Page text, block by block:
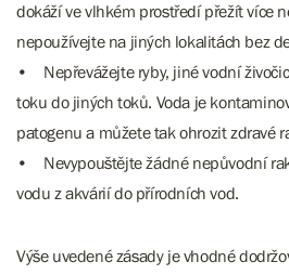
dokáží ve vlhkém prostředí přežít více
nepoužívejte na jiných lokalitách bez
• Nepřevážejte ryby, jiné vodní
toku do jiných toků. Voda je
patogenu a můžete tak ohrozit zdravé
• Nevypouštějte žádné nepůvodní
vodu z akvárií do přírodních vod.
Výše uvedené zásady je vhodné